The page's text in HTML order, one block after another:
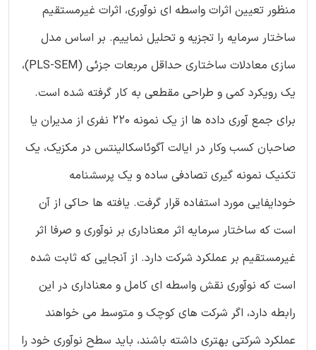
منظور تعیین اثرات واسطه ای نوآوری، اثرات غیرمستقیم
ساختار سرمایه را تجزیه و تحلیل نماییم. بر اساس مدل
سازی معادلات ساختاری حداقل مربعات جزئی (PLS-SEM)،
یک رویکرد کمی و طراحی مقطعی به کار گرفته شده است.
برای جمع آوری داده ها از یک نمونه ۲۲۰ نفری از مدیران یا
صاحبان کسب وکار در ایالت آگوئاسکالینتس در مکزیک، یک
تکنیک نمونه گیری تصادفی ساده و یک پرسشنامه
خودایفایی مورد استفاده قرار گرفت. یافته ها حاکی از آن
است که ساختار سرمایه اثر معناداری بر نوآوری و صرفا اثر
غیرمستقیم بر عملکرد شرکت دارد. از آنجایی که ثابت شده
است که نوآوری نقش واسطه ای کامل و معناداری در این
رابطه دارد، اگر شرکت های کوچک و متوسط می خواهند
عملکرد شرکتی بهتری داشته باشند، باید سطح نوآوری خود را